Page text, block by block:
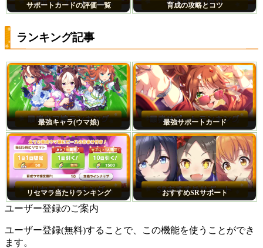
サポートカードの評価一覧 育成の攻略とコツ
ランキング記事
最強キャラ(ウマ娘) 最強サポートカード
リセマラ当たりランキング おすすめSRサポート
ユーザー登録のご案内
ユーザー登録(無料)することで、この機能を使うことができ
ます。